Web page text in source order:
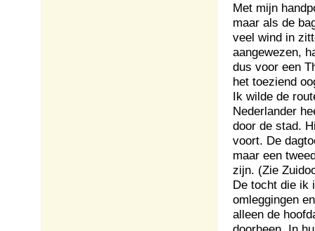
Met mijn
maar als de
veel wind in
aangewezen,
dus voor een
het toeziend
Ik wilde de
Nederlander
door de stad.
voort. De
maar een
zijn. (Zie
De tocht die ik
omleggingen
alleen de